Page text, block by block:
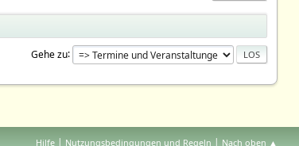
Gehe zu
Hilfe | Nutzungsbedingungen und Regeln | Nach oben ▲